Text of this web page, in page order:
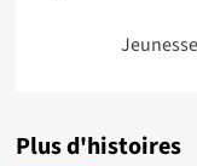
Plus d'histoires